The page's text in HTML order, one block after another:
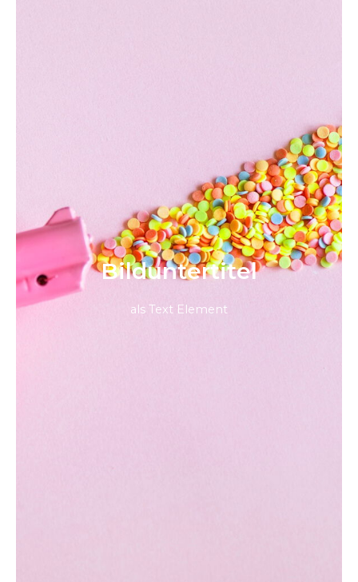
Bild­unter­titel
als Text Element